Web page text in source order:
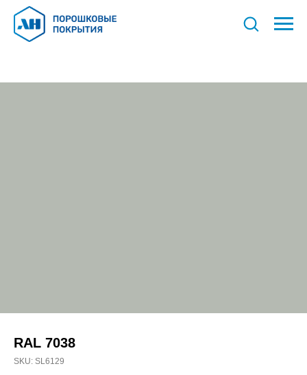
RAL 7038
SKU: SL6129